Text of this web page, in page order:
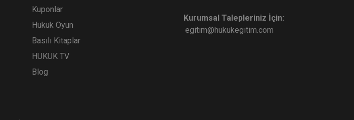
Kuponlar
Hukuk Oyun
Basılı Kitaplar
HUKUK TV
Blog
Kurumsal Talepleriniz İçin:
egitim@hukukegitim.com